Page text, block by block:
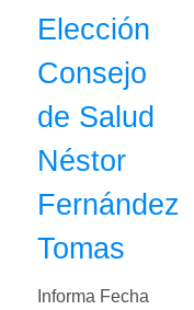
Elección
Consejo
de Salud
Néstor
Fernández
Tomas
Informa Fecha